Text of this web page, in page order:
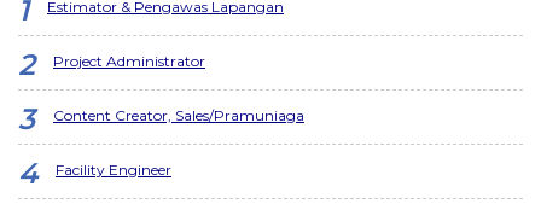
Estimator & Pengawas Lapangan
Project Administrator
Content Creator, Sales/Pramuniaga
Facility Engineer